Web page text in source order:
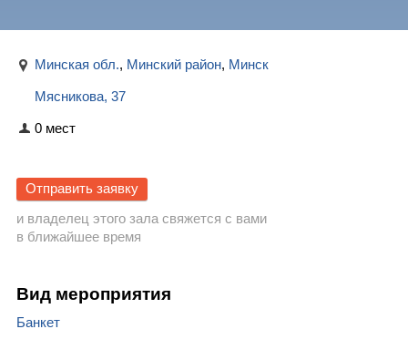
Минская обл., Минский район, Минск
Мясникова, 37
0 мест
Отправить заявку
и владелец этого зала свяжется с вами
в ближайшее время
Вид мероприятия
Банкет